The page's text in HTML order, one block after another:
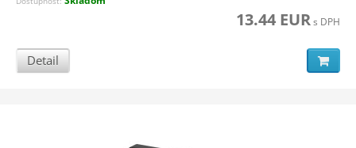
13.44 EURs DPH
Detail